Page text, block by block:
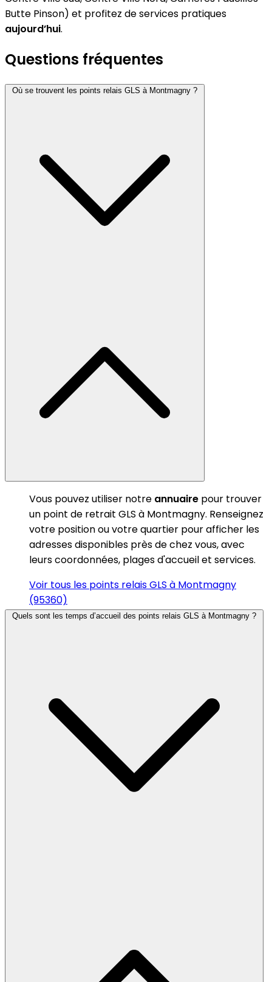
Butte Pinson) et profitez de services pratiques
aujourd’hui.
Questions fréquentes
Où se trouvent les points relais GLS à Montmagny ?
Vous pouvez utiliser notre annuaire pour trouver
un point de retrait GLS à Montmagny. Renseignez
votre position ou votre quartier pour afficher les
adresses disponibles près de chez vous, avec
leurs coordonnées, plages d'accueil et services.
Voir tous les points relais GLS à Montmagny
(95360)
Quels sont les temps d’accueil des points relais GLS à Montmagny ?